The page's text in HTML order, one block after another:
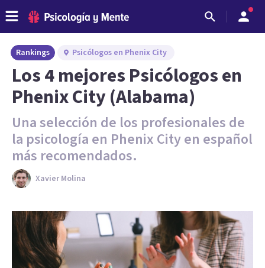
Rankings Psicólogos en Phenix City
Los 4 mejores Psicólogos en
Phenix City (Alabama)
Una selección de los profesionales de
la psicología en Phenix City en español
más recomendados.
Xavier Molina